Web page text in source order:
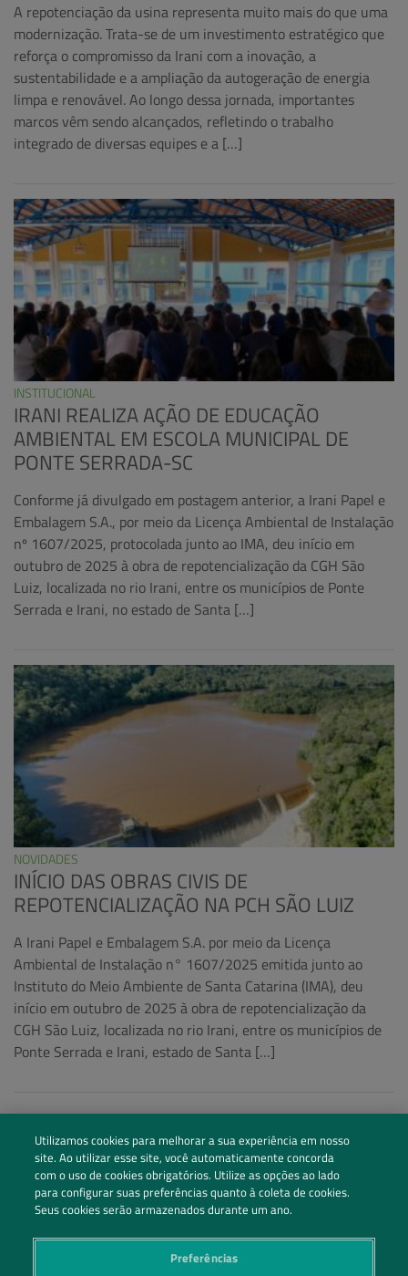
A repotenciação da usina representa muito mais do que uma
modernização. Trata-se de um investimento estratégico que
reforça o compromisso da Irani com a inovação, a
sustentabilidade e a ampliação da autogeração de energia
limpa e renovável. Ao longo dessa jornada, importantes
marcos vêm sendo alcançados, refletindo o trabalho
integrado de diversas equipes e a […]
INSTITUCIONAL
IRANI REALIZA AÇÃO DE EDUCAÇÃO
AMBIENTAL EM ESCOLA MUNICIPAL DE
PONTE SERRADA-SC
Conforme já divulgado em postagem anterior, a Irani Papel e
Embalagem S.A., por meio da Licença Ambiental de Instalação
nº 1607/2025, protocolada junto ao IMA, deu início em
outubro de 2025 à obra de repotencialização da CGH São
Luiz, localizada no rio Irani, entre os municípios de Ponte
Serrada e Irani, no estado de Santa […]
NOVIDADES
INÍCIO DAS OBRAS CIVIS DE
REPOTENCIALIZAÇÃO NA PCH SÃO LUIZ
A Irani Papel e Embalagem S.A. por meio da Licença
Ambiental de Instalação n° 1607/2025 emitida junto ao
Instituto do Meio Ambiente de Santa Catarina (IMA), deu
início em outubro de 2025 à obra de repotencialização da
CGH São Luiz, localizada no rio Irani, entre os municípios de
Ponte Serrada e Irani, estado de Santa […]
Utilizamos cookies para melhorar a sua experiência em nosso
site. Ao utilizar esse site, você automaticamente concorda
com o uso de cookies obrigatórios. Utilize as opções ao lado
para configurar suas preferências quanto à coleta de cookies.
Seus cookies serão armazenados durante um ano.
Preferências